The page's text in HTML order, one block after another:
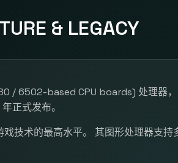
& LEGACY
/ 6502-based CPU boards) 处理器
正式发布。
技术的最高水平。 其图形处理器支